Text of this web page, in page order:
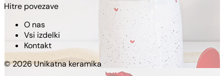
Hitre povezave
O nas
Vsi izdelki
Kontakt
© 2026 Unikatna keramika